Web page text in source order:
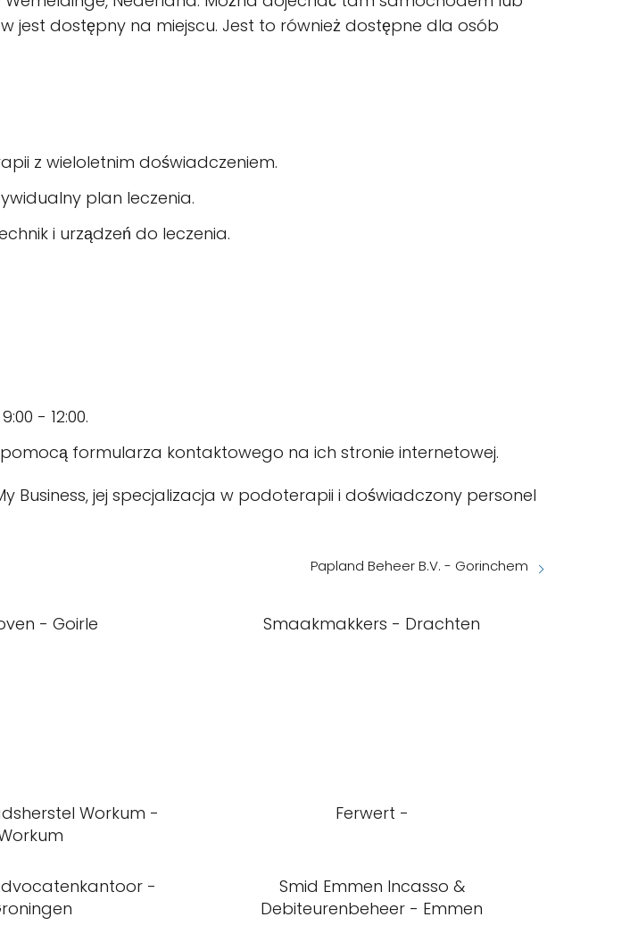
dostępny na miejscu. Jest to również dostępne dla osób
z wieloletnim doświadczeniem.
plan leczenia.
i urządzeń do leczenia.
- 12:00.
pomocą formularza kontaktowego na ich stronie internetowej.
Business, jej specjalizacja w podoterapii i doświadczony personel
Papland Beheer B.V. - Gorinchem
- Goirle Smaakmakkers - Drachten
Workum -
Ferwert -
-
Smid Emmen Incasso &
Debiteurenbeheer - Emmen